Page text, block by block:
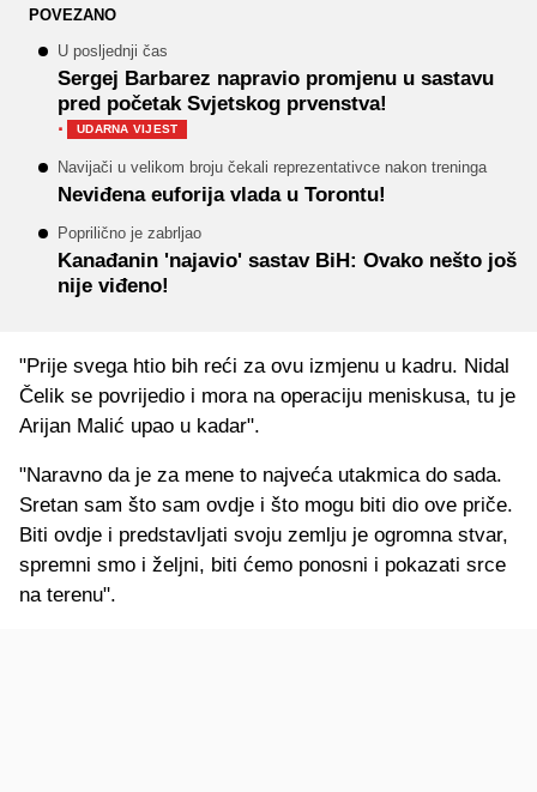
POVEZANO
U posljednji čas
Sergej Barbarez napravio promjenu u sastavu
pred početak Svjetskog prvenstva!
· UDARNA VIJEST
Navijači u velikom broju čekali reprezentativce nakon treninga
Neviđena euforija vlada u Torontu!
Poprilično je zabrljao
Kanađanin 'najavio' sastav BiH: Ovako nešto još
nije viđeno!
"Prije svega htio bih reći za ovu izmjenu u kadru. Nidal
Čelik se povrijedio i mora na operaciju meniskusa, tu je
Arijan Malić upao u kadar".
"Naravno da je za mene to najveća utakmica do sada.
Sretan sam što sam ovdje i što mogu biti dio ove priče.
Biti ovdje i predstavljati svoju zemlju je ogromna stvar,
spremni smo i željni, biti ćemo ponosni i pokazati srce
na terenu".